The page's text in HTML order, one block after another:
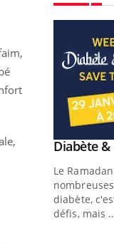
: se Youtube
Diabète &
Le
diabète,
défis, mais